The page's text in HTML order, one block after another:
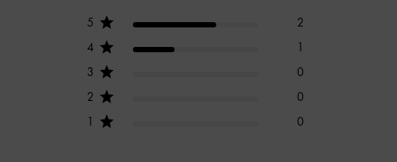
5
2
4
1
3
0
2
0
1
0